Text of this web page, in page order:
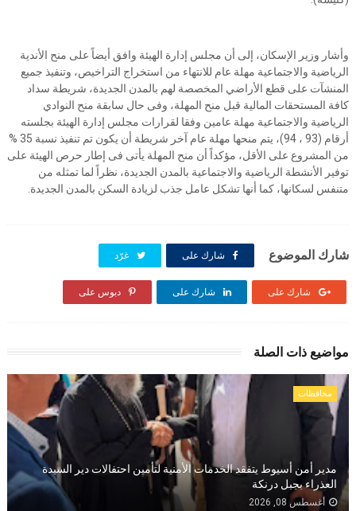
وأشار وزير الإسكان، إلى أن مجلس إدارة الهيئة وافق أيضاً على منح الأندية
الرياضية والاجتماعية مهلة عام للانتهاء من استخراج التراخيص، وتنفيذ جميع
المنشآت على قطع الأراضي المخصصة لهم بالمدن الجديدة، شريطة سداد
كافة المستحقات المالية قبل منح المهلة، وفى حال سابقة منح النوادي
الرياضية والاجتماعية مهلة عامين وفقا لقرارات مجلس إدارة الهيئة بجلسته
أرقام (93 ، 94)، يتم منحها مهلة عام آخر شريطة أن يكون تم تنفيذ نسبة 35 %
من المشروع على الأقل، مؤكداً أن منح المهلة يأتى فى إطار حرص الهيئة على
توفير الأنشطة الرياضية والاجتماعية بالمدن الجديدة، نظراً لما تمثله من
متنفس لسكانها، كما أنها تشكل عامل جذب لزيادة السكن بالمدن الجديدة.
شارك الموضوع شارك على غرّد
شارك على شارك على دبوس على
مواضيع ذات الصلة
محافظات
مدير أمن أسيوط يتفقد الخدمات الأمنية لتأمين احتفالات دير السيدة
العذراء بجبل درنكة
أغسطس 08, 2026